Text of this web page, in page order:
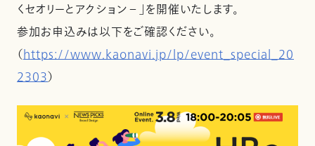
くセオリーとアクション－」を開催いたします。
参加お申込みは以下をご確認ください。
（https://www.kaonavi.jp/lp/event_special_20
2303）